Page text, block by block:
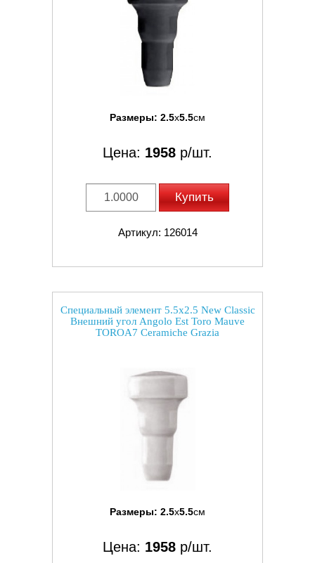
Размеры: 2.5x5.5см
Цена: 1958 р/шт.
Купить
Артикул: 126014
Специальный элемент 5.5x2.5 New Classic
Внешний угол Angolo Est Toro Mauve
TOROA7 Ceramiche Grazia
Размеры: 2.5x5.5см
Цена: 1958 р/шт.